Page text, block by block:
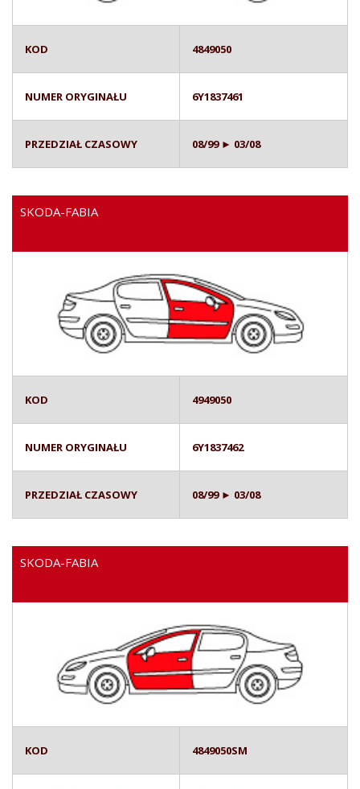
KOD 4849050
NUMER ORYGINAŁU 6Y1837461
PRZEDZIAŁ CZASOWY 08/99 ► 03/08
SKODA-FABIA
KOD 4949050
NUMER ORYGINAŁU 6Y1837462
PRZEDZIAŁ CZASOWY 08/99 ► 03/08
SKODA-FABIA
KOD 4849050SM